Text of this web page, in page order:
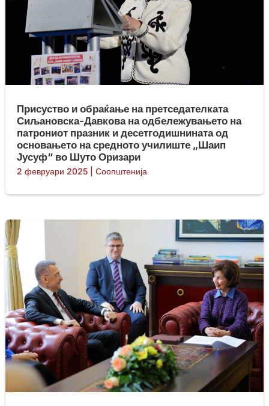
Присуство и обраќање на претседателката
Сиљановска-Давкова на одбележувањето на
патрониот празник и десетгодишнината од
основањето на средното училиште „Шаип
Јусуф“ во Шуто Оризари
2 февруари 2025| Соопштенија